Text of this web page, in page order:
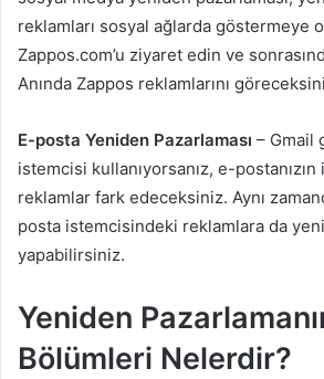
reklamları sosyal ağlarda göstermeye
Zappos.com’u ziyaret edin ve
Anında Zappos reklamlarını
E-posta Yeniden Pazarlaması – Gmail
istemcisi kullanıyorsanız, e-postanızın
reklamlar fark edeceksiniz. Aynı
posta istemcisindeki reklamlara da
yapabilirsiniz.
Yeniden
Bölümleri Nelerdir?